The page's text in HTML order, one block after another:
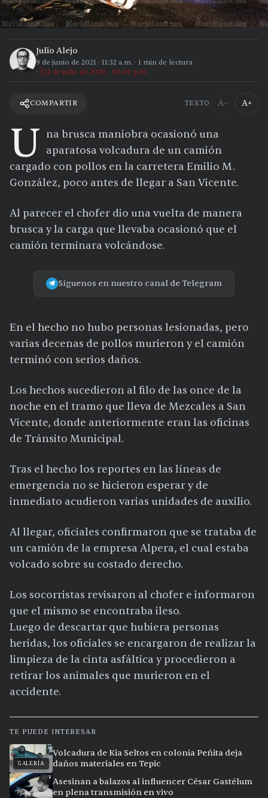
Julio Alejo
9 de junio de 2021 · 11:32 a.m. · 1 min de lectura
2 de julio de 2026 · 02:09 p.m.
COMPARTIR TEXTO A− A+
U na brusca maniobra ocasionó una
aparatosa volcadura de un camión
cargado con pollos en la carretera Emilio M.
González, poco antes de llegar a San Vicente.
Al parecer el chofer dio una vuelta de manera
brusca y la carga que llevaba ocasionó que el
camión terminara volcándose.
Síguenos en nuestro canal de Telegram
En el hecho no hubo personas lesionadas, pero
varias decenas de pollos murieron y el camión
terminó con serios daños.
Los hechos sucedieron al filo de las once de la
noche en el tramo que lleva de Mezcales a San
Vicente, donde anteriormente eran las oficinas
de Tránsito Municipal.
Tras el hecho los reportes en las líneas de
emergencia no se hicieron esperar y de
inmediato acudieron varias unidades de auxilio.
Al llegar, oficiales confirmaron que se trataba de
un camión de la empresa Alpera, el cual estaba
volcado sobre su costado derecho.
Los socorristas revisaron al chofer e informaron
que el mismo se encontraba ileso.
Luego de descartar que hubiera personas
heridas, los oficiales se encargaron de realizar la
limpieza de la cinta asfáltica y procedieron a
retirar los animales que murieron en el
accidente.
TE PUEDE INTERESAR
GALERÍA
Volcadura de Kia Seltos en colonia Peñita deja
daños materiales en Tepic
Asesinan a balazos al influencer César Gastélum
en plena transmisión en vivo